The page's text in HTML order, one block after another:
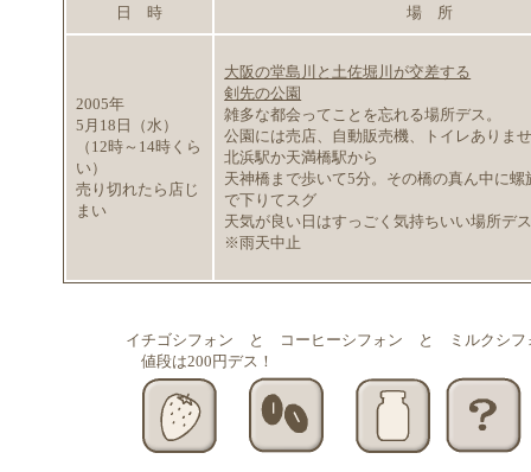
日 時 場 所
2005年
5月18日（水）
（12時～14時くら
い）
売り切れたら店じ
まい
大阪の堂島川と土佐堀川が交差する
剣先の公園
雑多な都会ってことを忘れる場所デス。
公園には売店、自動販売機、トイレありま
北浜駅か天満橋駅から
天神橋まで歩いて5分。その橋の真ん中に螺
で下りてスグ
天気が良い日はすっごく気持ちいい場所デ
※雨天中止
イチゴシフォン と コーヒーシフォン と ミルクシ
値段は200円デス！